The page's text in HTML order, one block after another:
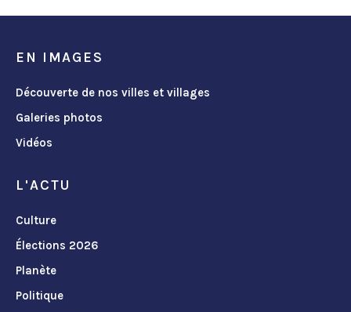
EN IMAGES
Découverte de nos villes et villages
Galeries photos
Vidéos
L'ACTU
Culture
Élections 2026
Planète
Politique